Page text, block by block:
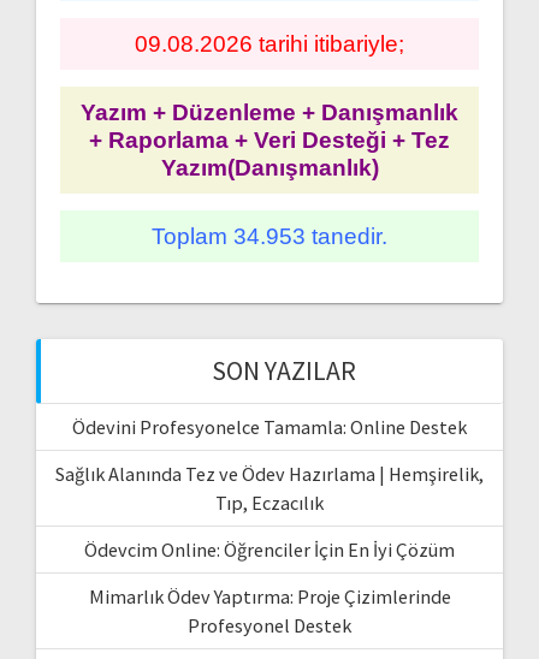
09.08.2026 tarihi itibariyle;
Yazım + Düzenleme + Danışmanlık
+ Raporlama + Veri Desteği + Tez
Yazım(Danışmanlık)
Toplam 34.953 tanedir.
SON YAZILAR
Ödevini Profesyonelce Tamamla: Online Destek
Sağlık Alanında Tez ve Ödev Hazırlama | Hemşirelik,
Tıp, Eczacılık
Ödevcim Online: Öğrenciler İçin En İyi Çözüm
Mimarlık Ödev Yaptırma: Proje Çizimlerinde
Profesyonel Destek